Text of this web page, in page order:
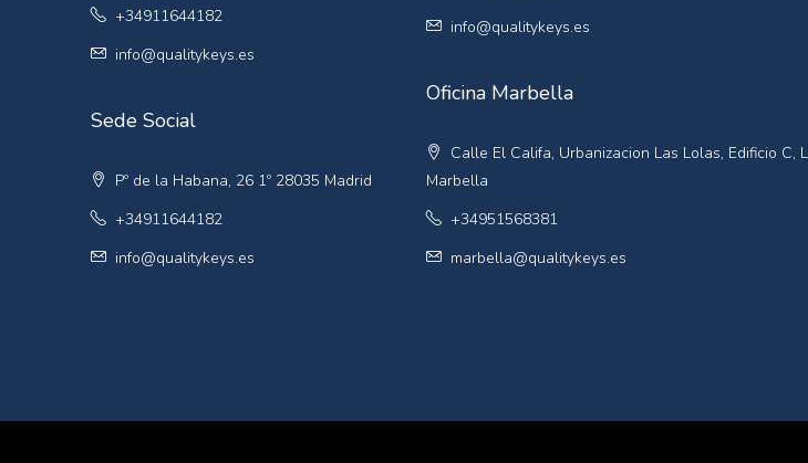
+34911644182
info@qualitykeys.es
Sede Social
Pº de la Habana, 26 1º 28035 Madrid
+34911644182
info@qualitykeys.es
info@qualitykeys.es
Oficina Marbella
Calle El Califa, Urbanizacion Las Lolas, Edificio C,
Marbella
+34951568381
marbella@qualitykeys.es